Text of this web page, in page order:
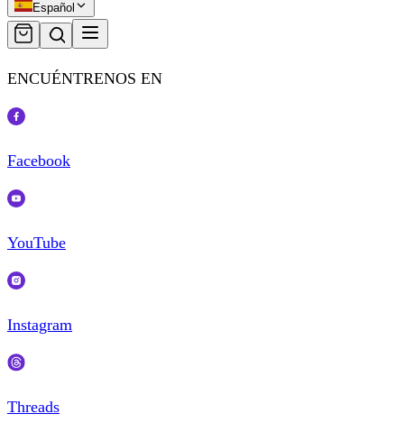
Español
ENCUÉNTRENOS EN
Facebook
YouTube
Instagram
Threads